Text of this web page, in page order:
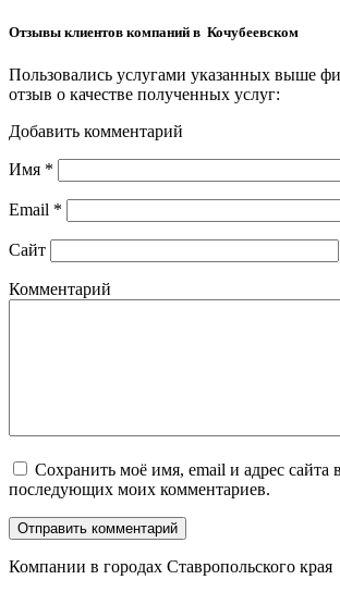
Отзывы клиентов компаний в Кочубеевском
Пользовались услугами указанных выше
отзыв о качестве полученных услуг:
Добавить комментарий
Имя *
Email *
Сайт
Комментарий
Сохранить моё имя, email и адрес сайта
последующих моих комментариев.
Компании в городах Ставропольского края